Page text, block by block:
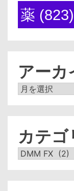
薬 (823)
アーカ
ア
カテゴ
カ